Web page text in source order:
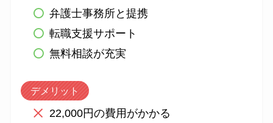
弁護士事務所と提携
転職支援サポート
無料相談が充実
デメリット
22,000円の費用がかかる